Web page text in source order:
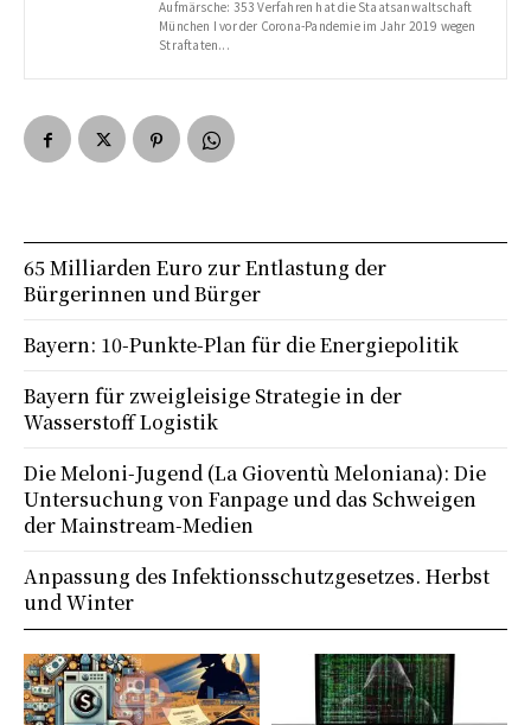
Aufmärsche: 353 Verfahren hat die Staatsanwaltschaft
München I vor der Corona-Pandemie im Jahr 2019 wegen
Straftaten...
65 Milliarden Euro zur Entlastung der
Bürgerinnen und Bürger
Bayern: 10-Punkte-Plan für die Energiepolitik
Bayern für zweigleisige Strategie in der
Wasserstoff Logistik
Die Meloni-Jugend (La Gioventù Meloniana): Die
Untersuchung von Fanpage und das Schweigen
der Mainstream-Medien
Anpassung des Infektionsschutzgesetzes. Herbst
und Winter